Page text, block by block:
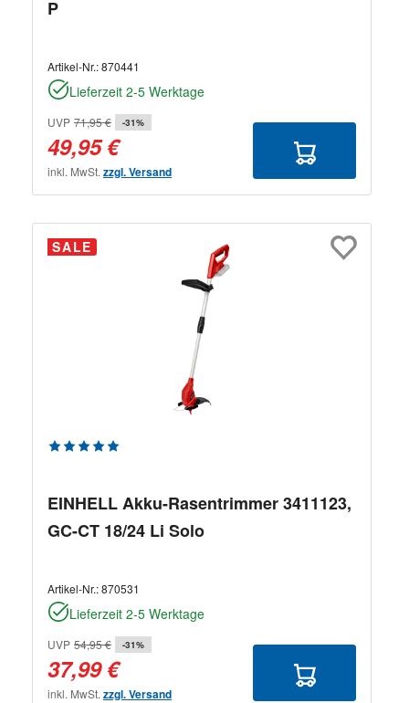
P
Artikel-Nr.:870441
Lieferzeit 2-5 Werktage
UVP 71,95 € -31%
49,95 €
inkl. MwSt. zzgl. Versand
SALE
Durchschnittliche Bewertung von 5 von 5 Sternen
EINHELL Akku-Rasentrimmer 3411123,
GC-CT 18/24 Li Solo
Artikel-Nr.:870531
Lieferzeit 2-5 Werktage
UVP 54,95 € -31%
37,99 €
inkl. MwSt. zzgl. Versand